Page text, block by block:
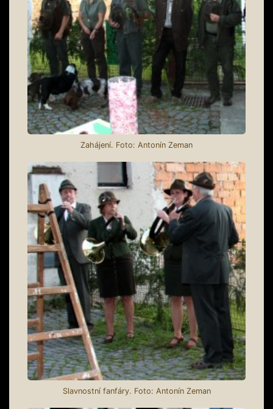
Zahájení. Foto: Antonín Zeman
Slavnostní fanfáry. Foto: Antonín Zeman